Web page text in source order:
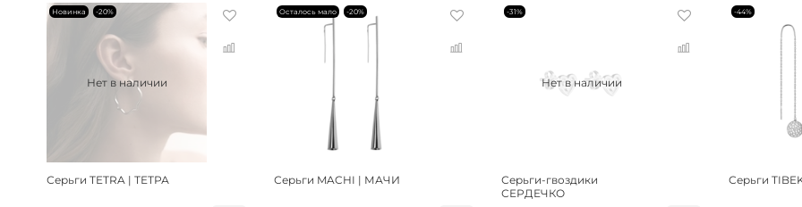
Нет в наличии
Новинка -20%
Серьги TETRA | ТЕТРА
Осталось мало -20%
Серьги MACHI | МАЧИ
Нет в наличии
-31%
Серьги-гвоздики
СЕРДЕЧКО
-44%
Серьги